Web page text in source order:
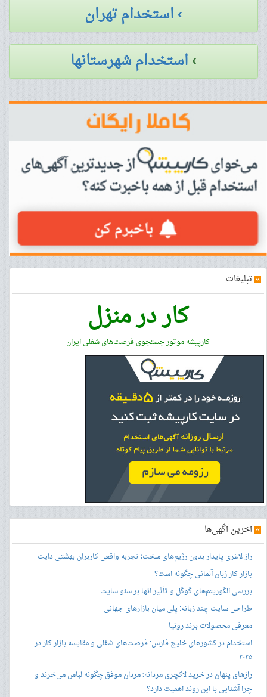
› استخدام تهران
›استخدام شهرستانها
» تبلیغات
کار در منزل
کارپیشه موتور جستجوی فرصت‌های شغلی ایران
»آخرین آگهی‌ها
راز لاغری پایدار بدون رژیم‌های سخت؛ تجربه واقعی کاربران بهشتی دایت
بازار کار زبان آلمانی چگونه است؟
بررسی الگوریتم‌های گوگل و تأثیر آنها بر سئو سایت
طراحی سایت چند زبانه: پلی میان بازارهای جهانی
معرفی محصولات برند رونیا
استخدام در کشورهای خلیج فارس: فرصت‌های شغلی و مقایسه بازار کار در
۲۰۲۵
رازهای پنهان در خرید لاکچری مردانه؛ مردان موفق چگونه لباس می‌خرند و
چرا آشنایی با این روند اهمیت دارد؟